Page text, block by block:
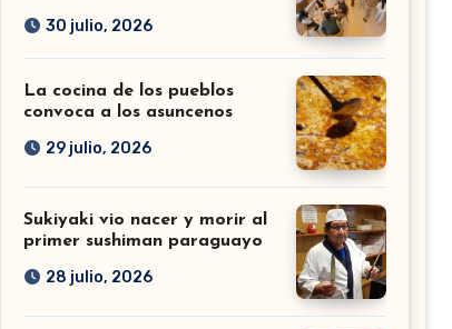
30 julio, 2026
La cocina de los pueblos
convoca a los asuncenos
29 julio, 2026
Sukiyaki vio nacer y morir al
primer sushiman paraguayo
28 julio, 2026